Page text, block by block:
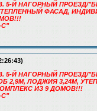
Й НАГОРНЫЙ ПРОЕЗД/
ФАСАД,
С"
Й НАГОРНЫЙ ПРОЕЗД/
2,9М, ЛОДЖИЯ 3,24М,
ИЗ 9 ДОМОВ!!!
С"